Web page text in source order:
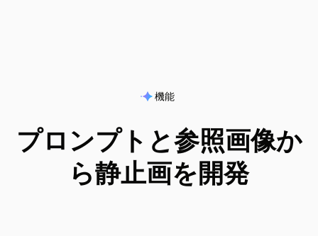
機能
プロンプトと参照画像か
ら静止画を開発